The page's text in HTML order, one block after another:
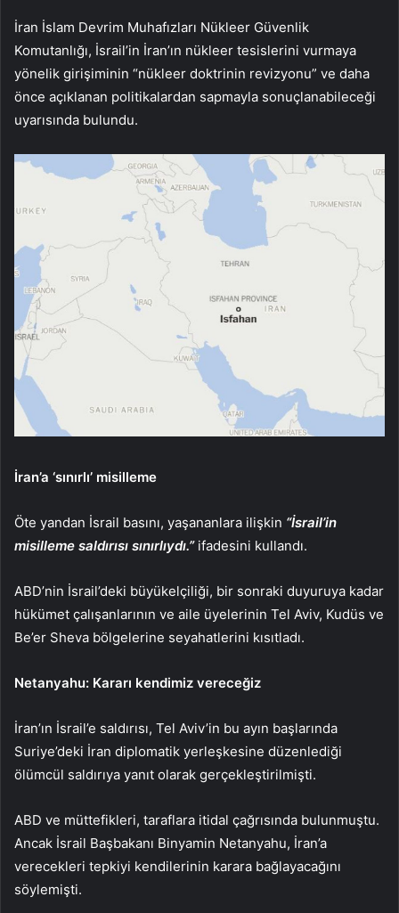
İran İslam Devrim Muhafızları Nükleer Güvenlik
Komutanlığı, İsrail’in İran’ın nükleer tesislerini vurmaya
yönelik girişiminin “nükleer doktrinin revizyonu” ve daha
önce açıklanan politikalardan sapmayla sonuçlanabileceği
uyarısında bulundu.
İran’a ‘sınırlı’ misilleme
Öte yandan İsrail basını, yaşananlara ilişkin “İsrail’in
misilleme saldırısı sınırlıydı.”ifadesini kullandı.
ABD’nin İsrail’deki büyükelçiliği, bir sonraki duyuruya kadar
hükümet çalışanlarının ve aile üyelerinin Tel Aviv, Kudüs ve
Be’er Sheva bölgelerine seyahatlerini kısıtladı.
Netanyahu: Kararı kendimiz vereceğiz
İran’ın İsrail’e saldırısı, Tel Aviv’in bu ayın başlarında
Suriye’deki İran diplomatik yerleşkesine düzenlediği
ölümcül saldırıya yanıt olarak gerçekleştirilmişti.
ABD ve müttefikleri, taraflara itidal çağrısında bulunmuştu.
Ancak İsrail Başbakanı Binyamin Netanyahu, İran’a
verecekleri tepkiyi kendilerinin karara bağlayacağını
söylemişti.